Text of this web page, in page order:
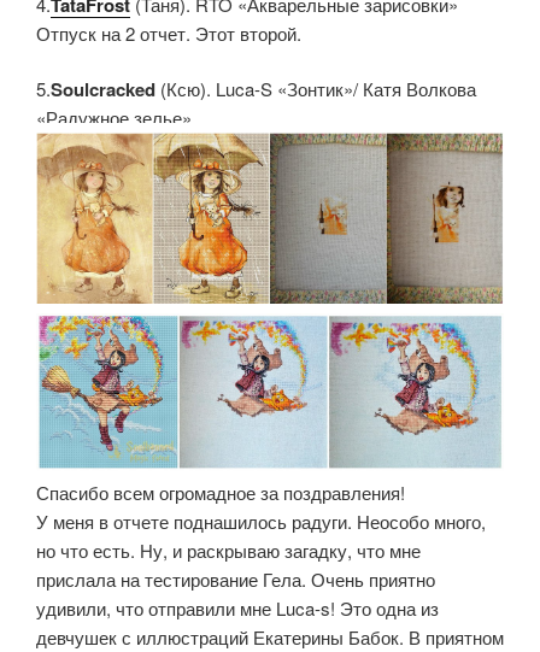
Отпуск на 2 отчет. Этот второй.
5.Soulcracked (Ксю). Luca-S «Зонтик»/ Катя Волкова
«Радужное зелье»
Спасибо всем огромадное за поздравления!
У меня в отчете поднашилось радуги. Неособо много,
но что есть. Ну, и раскрываю загадку, что мне
прислала на тестирование Гела. Очень приятно
удивили, что отправили мне Luca-s! Это одна из
девчушек с иллюстраций Екатерины Бабок. В приятном